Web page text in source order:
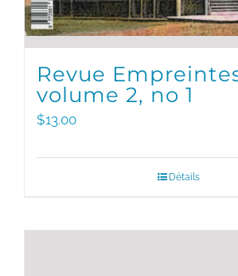
Revue
volume 2, no 1
$13.00
Détails